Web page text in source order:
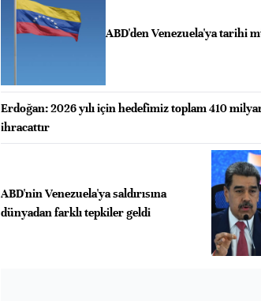
ABD'den Venezuela'ya tarihi
Erdoğan: 2026 yılı için hedefimiz toplam 410
ihracattır
ABD'nin Venezuela'ya saldırısına
dünyadan farklı tepkiler geldi